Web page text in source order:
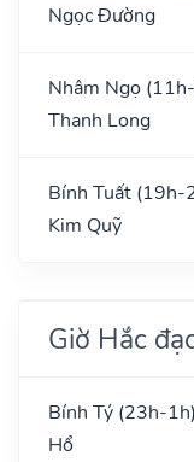
Ngọc Đường
Nhâm Ngọ
Thanh Long
Bính Tuất (19h-
Kim Quỹ
Giờ Hắc
Bính Tý (23h-
Hổ